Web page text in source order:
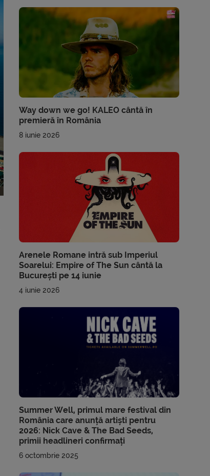
Way down we go! KALEO cântă în
premieră în România
8 iunie 2026
Arenele Romane intră sub Imperiul
Soarelui: Empire of The Sun cântă la
București pe 14 iunie
4 iunie 2026
Summer Well, primul mare festival din
România care anunță artiști pentru
2026: Nick Cave & The Bad Seeds,
primii headlineri confirmați
6 octombrie 2025